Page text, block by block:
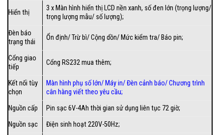
Hiển thị
3 x Màn hình hiển thị LCD nền xanh, số đen lớn (trọng lượng/
trọng lượng mẫu/ số lượng);
Đèn báo
trạng thái
Ổn định/ Trừ bì/ Cộng dồn/ Mức kiểm tra/ Báo pin;
Cổng giao
tiếp
Cổng RS232 mua thêm;
Kết nối tùy
chọn
Màn hình phụ số lớn/ Máy in/Đèn cảnh báo/Chương trình
cân hàng viết theo yêu cầu;
Nguồn cấp
Pin sạc 6V-4Ah thời gian sử dụng liên tục 72 giờ;
Nguồn sạc
Điện sinh hoạt 220V-50Hz;